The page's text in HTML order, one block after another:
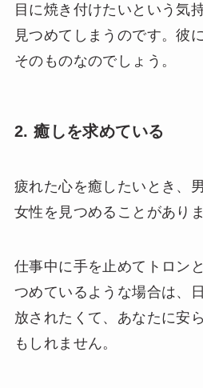
目に焼き付けたいという気
見つめてしまうのです。彼
そのものなのでしょう。
2. 癒しを求めている
疲れた心を癒したいとき、
女性を見つめることがありま
仕事中に手を止めてトロン
つめているような場合は、
放されたくて、あなたに安
もしれません。